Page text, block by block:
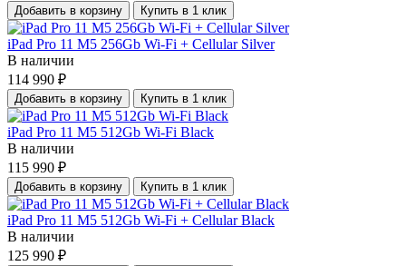
Добавить в корзину Купить в 1 клик
iPad Pro 11 M5 256Gb Wi-Fi + Cellular Silver
В наличии
114 990 ₽
Добавить в корзину Купить в 1 клик
iPad Pro 11 M5 512Gb Wi-Fi Black
В наличии
115 990 ₽
Добавить в корзину Купить в 1 клик
iPad Pro 11 M5 512Gb Wi-Fi + Cellular Black
В наличии
125 990 ₽